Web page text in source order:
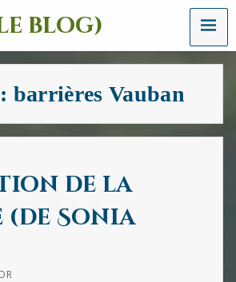
blog) MENU
barrières Vauban
de la
Sonia